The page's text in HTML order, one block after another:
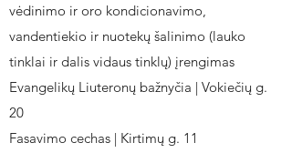
vėdinimo ir oro kondicionavimo,
vandentiekio ir nuotekų šalinimo (lauko
tinklai ir dalis vidaus tinklų) įrengimas
Evangelikų Liuteronų bažnyčia | Vokiečių g.
20
Fasavimo cechas | Kirtimų g. 11